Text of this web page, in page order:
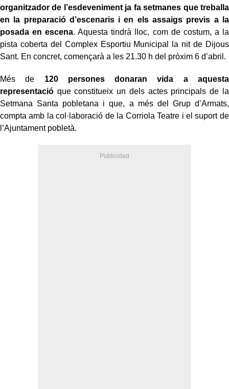
organitzador de l’esdeveniment ja fa setmanes que treballa
en la preparació d’escenaris i en els assaigs previs a la
posada en escena. Aquesta tindrà lloc, com de costum, a la
pista coberta del Complex Esportiu Municipal la nit de Dijous
Sant. En concret, començarà a les 21.30 h del pròxim 6 d’abril.
Més de 120 persones donaran vida a aquesta
representació que constitueix un dels actes principals de la
Setmana Santa pobletana i que, a més del Grup d’Armats,
compta amb la col·laboració de la Corriola Teatre i el suport de
l’Ajuntament pobletà.